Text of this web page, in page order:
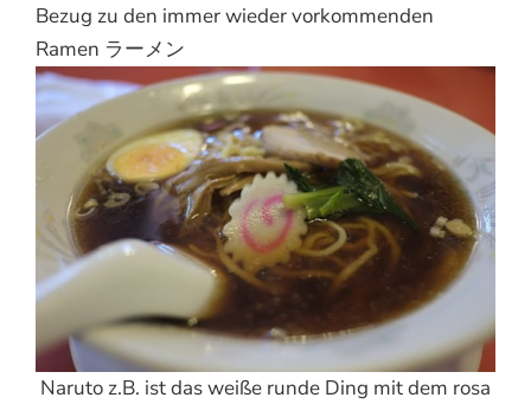
Bezug zu den immer wieder vorkommenden
Ramen ラーメン
Naruto z.B. ist das weiße runde Ding mit dem rosa